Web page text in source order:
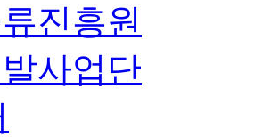
진흥원
사업단